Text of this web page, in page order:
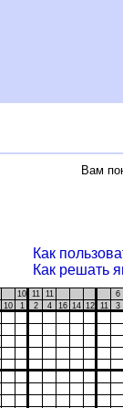
Вам
Как
Как решать
10 11 11 6
10 1 2 4 16 14 12 11 3